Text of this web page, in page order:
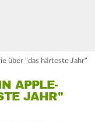
über "das härteste Jahr"
APPLE-
JAHR"